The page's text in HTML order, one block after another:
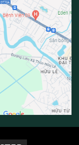
cách cổ điển hoặc
có họa tiết hoa văn
minh. Những chi tiết
gian.
kế cũng quan trọng
pháp chính là
“toàn bộ sàn” áp
hành lang đến các
liên kết và thống